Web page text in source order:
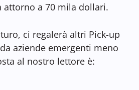
attorno a 70 mila dollari.
ci regalerà altri Pick-up
aziende emergenti meno
al nostro lettore è: